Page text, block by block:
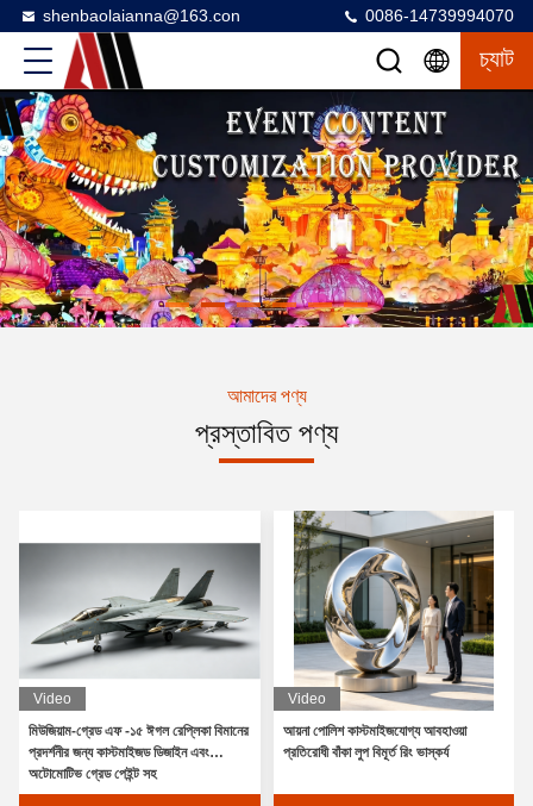
shenbaolaianna@163.con 0086-14739994070
চ্যাট
আমাদের পণ্য
প্রস্তাবিত পণ্য
Video
মিউজিয়াম-গ্রেড এফ -১৫ ঈগল রেপ্লিকা বিমানের
প্রদর্শনীর জন্য কাস্টমাইজড ডিজাইন এবং
অটোমোটিভ গ্রেড পেইন্ট সহ
Video
আয়না পোলিশ কাস্টমাইজযোগ্য আবহাওয়া
প্রতিরোধী বাঁকা লুপ বিমূর্ত রিং ভাস্কর্য